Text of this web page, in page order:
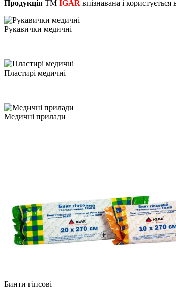
Продукція ТМ IGAR впізнавана і
Рукавички медичні
Пластирі медичні
Медичні прилади
Бинти гіпсові